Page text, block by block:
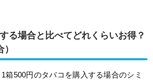
る場合と比べてどれくらいお得？
箱500円のタバコを購入する場合のシミ